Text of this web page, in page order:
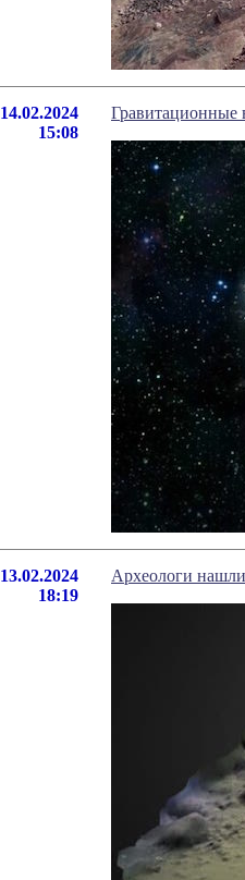
14.02.2024
15:08
Гравитационные
13.02.2024
18:19
Археологи